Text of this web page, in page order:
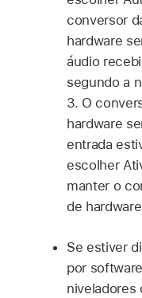
conversor
hardware
áudio
segundo a
3. O
hardware
entrada
escolher
manter o
de
Se estiver
por
niveladores